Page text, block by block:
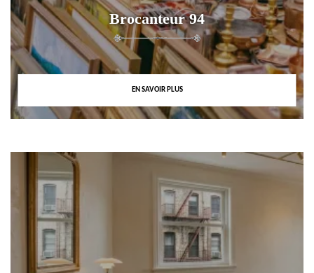
Brocanteur 94
EN SAVOIR PLUS